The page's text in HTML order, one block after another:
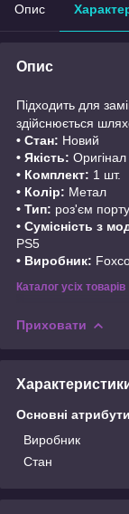
Опис
Опис
Підходить для
здійснюється
• Стан: Новий
• Якість: Оригінал
• Комплект: 1 шт.
• Колір: Метал
• Тип: роз'єм
• Сумісність з
PS5
• Виробник:
Каталог усіх товарів
Приховати
Основні атрибути
Виробник
Стан